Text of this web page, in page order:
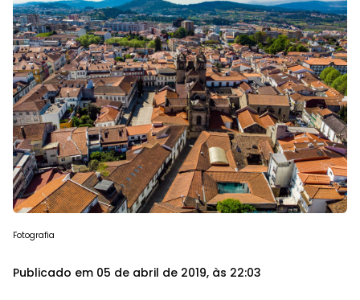
Fotografia
Publicado em 05 de abril de 2019, às 22:03